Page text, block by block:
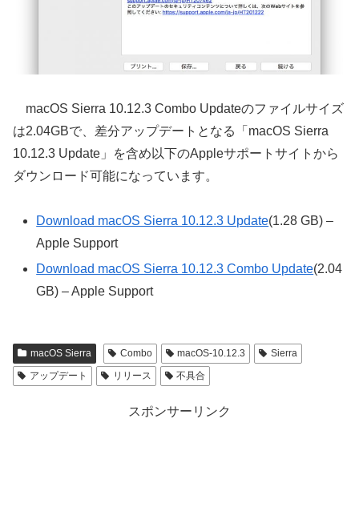
macOS Sierra 10.12.3 Combo Updateのファイルサイズ
は2.04GBで、差分アップデートとなる「macOS Sierra
10.12.3 Update」を含め以下のAppleサポートサイトから
ダウンロード可能になっています。
Download macOS Sierra 10.12.3 Update(1.28 GB) –
Apple Support
Download macOS Sierra 10.12.3 Combo Update(2.04
GB) – Apple Support
macOS Sierra Combo macOS-10.12.3
Sierra
アップデート
リリース 不具合
スポンサーリンク